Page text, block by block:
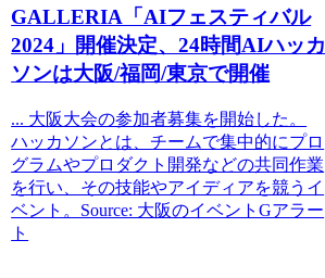
GALLERIA「AIフェスティバル
2024」開催決定、24時間AIハッカ
ソンは大阪/福岡/東京で開催
... 大阪大会の参加者募集を開始した。
ハッカソンとは、チームで集中的にプロ
グラムやプロダクト開発などの共同作業
を行い、その技能やアイディアを競うイ
ベント。Source: 大阪のイベントGアラー
ト